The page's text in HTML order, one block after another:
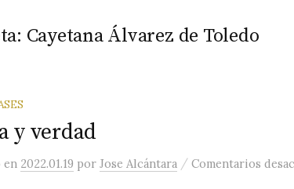
Cayetana Álvarez de Toledo
y verdad
en 2022.01.19 por Jose Alcántara / Comentarios